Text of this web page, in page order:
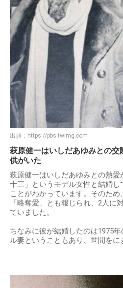
出典： https://pbs.twimg.com
萩原健一はいしだあゆみとの
供がいた
萩原健一はいしだあゆみとの熱
十三」というモデル女性と結婚し
ことがわかっています。そのた
「略奪愛」とも報じられ、2人に
ていました。
ちなみに彼が結婚したのは1975
ル妻ということもあり、世間をに